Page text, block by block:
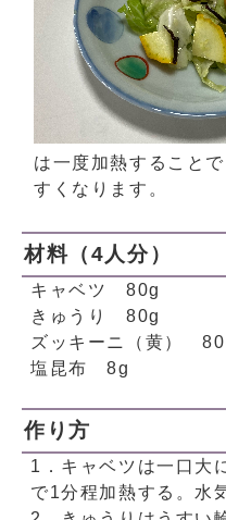
は一度加熱すること
すくなります。
材料（4人分）
キャベツ 80g
きゅうり 80g
ズッキーニ（黄）
塩昆布 8g
作り方
1．キャベツは一口大
で1分程加熱する。水